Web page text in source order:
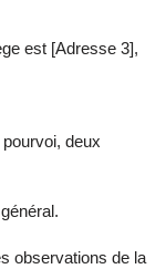
est [Adresse 3],
deux
observations de la